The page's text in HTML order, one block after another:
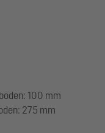
100 mm
275 mm